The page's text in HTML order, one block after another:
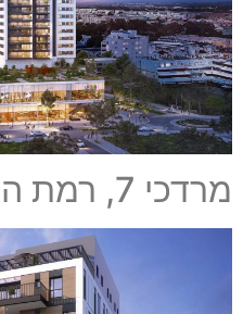
מרדכי 7, רמת השרון